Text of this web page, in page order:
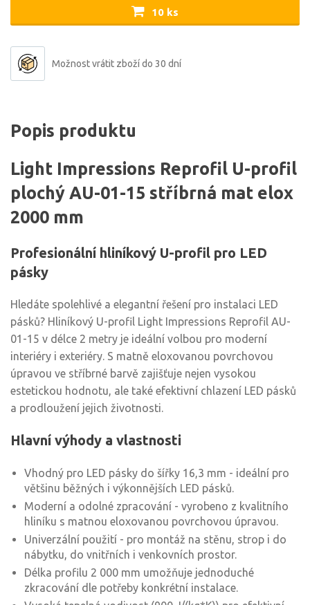
10 ks
Možnost vrátit zboží do 30 dní
Popis produktu
Light Impressions Reprofil U-profil
plochý AU-01-15 stříbrná mat elox
2000 mm
Profesionální hliníkový U-profil pro LED
pásky
Hledáte spolehlivé a elegantní řešení pro instalaci LED
pásků? Hliníkový U-profil Light Impressions Reprofil AU-
01-15 v délce 2 metry je ideální volbou pro moderní
interiéry i exteriéry. S matně eloxovanou povrchovou
úpravou ve stříbrné barvě zajišťuje nejen vysokou
estetickou hodnotu, ale také efektivní chlazení LED pásků
a prodloužení jejich životnosti.
Hlavní výhody a vlastnosti
Vhodný pro LED pásky do šířky 16,3 mm - ideální pro
většinu běžných i výkonnějších LED pásků.
Moderní a odolné zpracování - vyrobeno z kvalitního
hliníku s matnou eloxovanou povrchovou úpravou.
Univerzální použití - pro montáž na stěnu, strop i do
nábytku, do vnitřních i venkovních prostor.
Délka profilu 2 000 mm umožňuje jednoduché
zkracování dle potřeby konkrétní instalace.